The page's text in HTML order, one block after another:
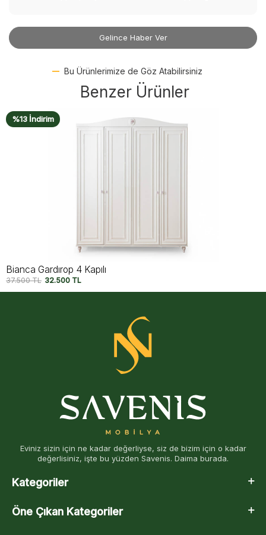
Gelince Haber Ver
Bu Ürünlerimize de Göz Atabilirsiniz
Benzer Ürünler
%13 İndirim
Bianca Gardırop 4 Kapılı
37.500TL 32.500 TL
Eviniz sizin için ne kadar değerliyse, siz de bizim için o kadar
değerlisiniz, işte bu yüzden Savenis. Daima burada.
Kategoriler
Öne Çıkan Kategoriler